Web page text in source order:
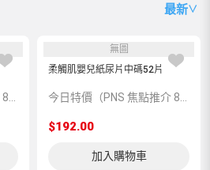
最新∨
無圖
柔觸肌嬰兒紙尿片中碼52片
$192.00
加入購物車